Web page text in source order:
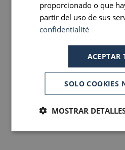
Armario
Productos de bienvenida
No fumador
proporcionado o que
partir del uso de sus
confidentialité
ACEPTAR
SOLO COOKIES
MOSTRAR